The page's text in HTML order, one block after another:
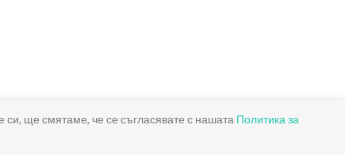
си, ще смятаме, че се съгласявате с нашата Политика за